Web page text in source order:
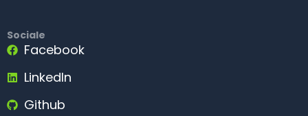
Sociale
Facebook
LinkedIn
Github